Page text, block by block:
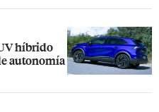
híbrido
autonomía